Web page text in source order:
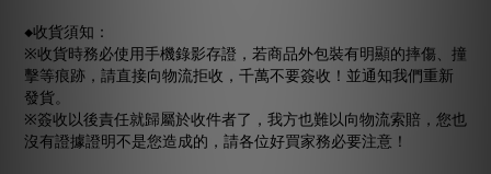
◆收貨須知：
※收貨時務必使用手機錄影存證，若商品外包裝有明顯的摔傷、撞
擊等痕跡，請直接向物流拒收，千萬不要簽收！並通知我們重新
發貨。
※簽收以後責任就歸屬於收件者了，我方也難以向物流索賠，您也
沒有證據證明不是您造成的，請各位好買家務必要注意！